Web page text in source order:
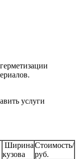
услуги
Ширина
кузова
Стоимость/
руб.